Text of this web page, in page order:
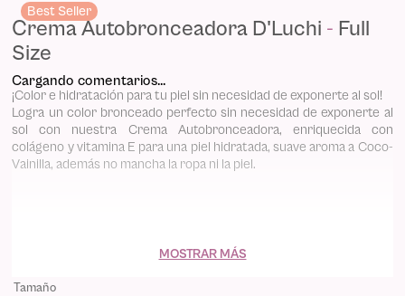
Best Seller
Crema Autobronceadora D'Luchi
Full
Size
Cargando comentarios...
¡Color e hidratación para tu piel sin necesidad de exponerte al sol!
Logra un color bronceado perfecto sin necesidad de exponerte al
sol con nuestra Crema Autobronceadora, enriquecida con
colágeno y vitamina E para una piel hidratada, suave aroma a Coco-
Vainilla, además no mancha la ropa ni la piel.
MOSTRAR MÁS
Tamaño